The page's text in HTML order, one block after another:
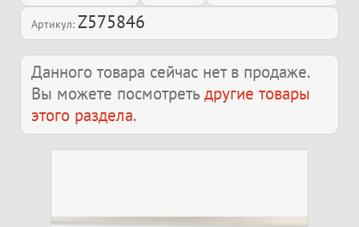
Артикул: Z575846
Данного товара сейчас нет в продаже.
Вы можете посмотреть другие товары
этого раздела.